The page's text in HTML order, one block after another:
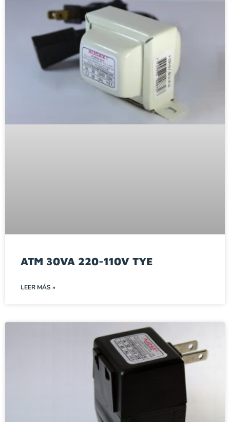
ATM 30VA 220-110V TYE
LEER MÁS »